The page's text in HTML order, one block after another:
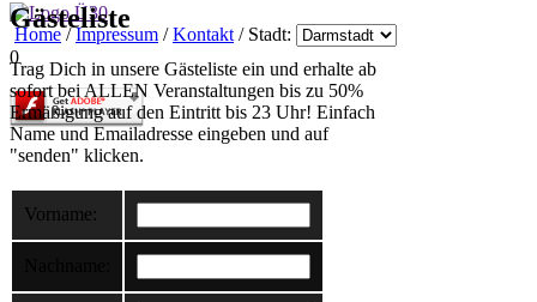
Home/Impressum /Kontakt / Stadt:
0
Gästeliste
Trag Dich in unsere Gästeliste ein und erhalte ab
sofort bei ALLEN Veranstaltungen bis zu 50%
Ermäßigung auf den Eintritt bis 23 Uhr! Einfach
Name und Emailadresse eingeben und auf
"senden" klicken.
Vorname: